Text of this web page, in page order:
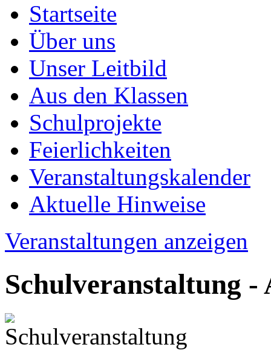
Startseite
Über uns
Unser Leitbild
Aus den Klassen
Schulprojekte
Feierlichkeiten
Veranstaltungskalender
Aktuelle Hinweise
Veranstaltungen anzeigen
Schulveranstaltung -